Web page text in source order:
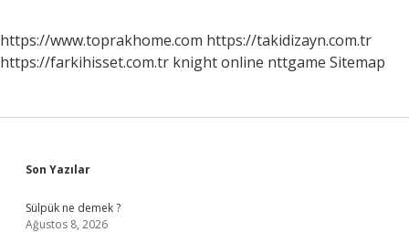
https://www.toprakhome.com https://takidizayn.com.tr
https://farkihisset.com.tr knight online nttgame Sitemap
Sidebar
Son Yazılar
Sülpük ne demek ?
Ağustos 8, 2026